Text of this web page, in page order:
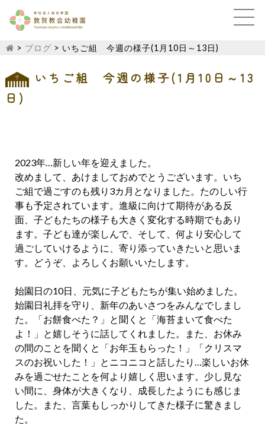
> ブログ > いちご組 今週の様子(1月10日～13日)
いちご組 今週の様子(1月10日～13
日)
2023年…新しい年を迎えました。
改めまして、あけましておめでとうございます。いち
ご組で過ごすのも残り3カ月となりました。たのしい行
事も予定されています。進級に向けて期待がある反
面、子どもたちの様子も大きく変化する時期でもあり
ます。子ども達が楽しんで、そして、何より安心して
過ごしていけるように、寄り添っていきたいと思いま
す。どうぞ、よろしくお願いいたします。
始園日の10日、元気に子どもたちが集い始めました。
始園日礼拝を守り、新年のあいさつをみんなでしまし
た。「お餅食べた？」と聞くと「海苔まいて食べた
よ！」と嬉しそうに話してくれました。また、お休み
の間のことを聞くと「お年玉もらった！」「クリスマ
スのお祝いした！」とニコニコと話したり…楽しいお休
みを過ごせたことを何より嬉しく思います。少し見な
い間に、身体が大きくなり、成長したようにも感じま
した。また、言葉もしっかりしてきた様子に驚きまし
た。